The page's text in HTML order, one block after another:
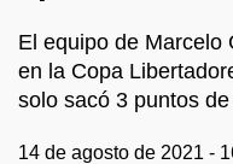
El equipo de Marcelo
en la Copa
solo sacó 3 puntos
14 de agosto de 2021 -